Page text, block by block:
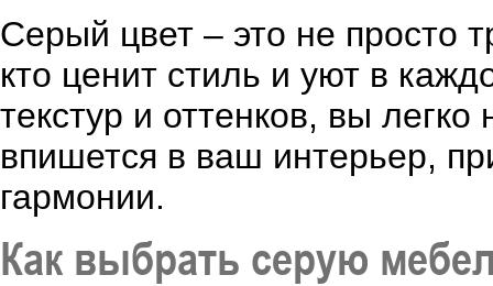
Серый цвет – это не просто
кто ценит стиль и уют в
текстур и оттенков, вы
впишется в ваш интерьер,
гармонии.
Как выбрать серую